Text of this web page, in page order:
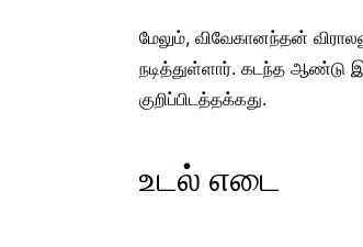
மேலும், விவேகானந்தன்
நடித்துள்ளார். கடந்த ஆண்டு
குறிப்பிடத்தக்கது.
உடல் எடை